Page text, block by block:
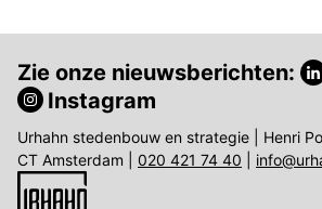
Zie onze nieuwsberichten:
Instagram
Urhahn stedenbouw en strategie | Henri
CT Amsterdam | 020 421 74 40